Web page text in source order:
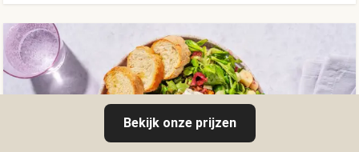
Bekijk onze prijzen